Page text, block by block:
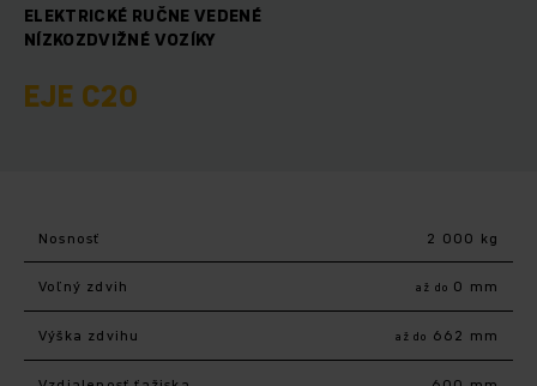
ELEKTRICKÉ RUČNE VEDENÉ
NÍZKOZDVIŽNÉ VOZÍKY
EJE C20
Nosnosť 2 000 kg
Voľný zdvih až do 0 mm
Výška zdvihu až do 662 mm